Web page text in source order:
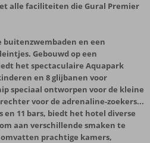
alle faciliteiten die Gural Premier
en een
Gebouwd op een
het spectaculaire Aquapark
en 8 glijbanen voor
speciaal ontworpen voor de kleine
voor de adrenaline-zoekers...
11 bars, biedt het hotel diverse
aan verschillende smaken te
prachtige kamers,